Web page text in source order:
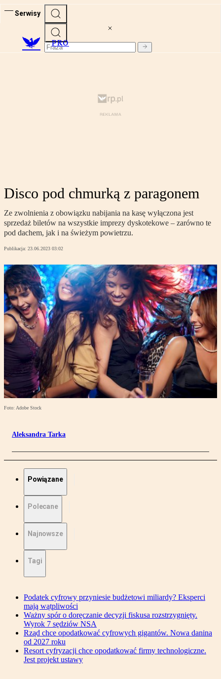
Serwisy
PRO
Disco pod chmurką z paragonem
Ze zwolnienia z obowiązku nabijania na kasę wyłączona jest
sprzedaż biletów na wszystkie imprezy dyskotekowe – zarówno te
pod dachem, jak i na świeżym powietrzu.
Publikacja: 23.06.2023 03:02
Foto: Adobe Stock
Aleksandra Tarka
Powiązane
Polecane
Najnowsze
Tagi
Podatek cyfrowy przyniesie budżetowi miliardy? Eksperci
mają wątpliwości
Ważny spór o doręczanie decyzji fiskusa rozstrzygnięty.
Wyrok 7 sędziów NSA
Rząd chce opodatkować cyfrowych gigantów. Nowa danina
od 2027 roku
Resort cyfryzacji chce opodatkować firmy technologiczne.
Jest projekt ustawy